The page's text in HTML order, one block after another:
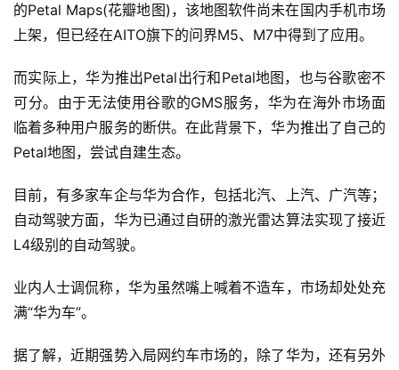
的Petal Maps(花瓣地图)，该地图软件尚未在国内手机市场
上架，但已经在AITO旗下的问界M5、M7中得到了应用。
而实际上，华为推出Petal出行和Petal地图，也与谷歌密不
可分。由于无法使用谷歌的GMS服务，华为在海外市场面
临着多种用户服务的断供。在此背景下，华为推出了自己的
Petal地图，尝试自建生态。
目前，有多家车企与华为合作，包括北汽、上汽、广汽等；
自动驾驶方面，华为已通过自研的激光雷达算法实现了接近
L4级别的自动驾驶。
业内人士调侃称，华为虽然嘴上喊着不造车，市场却处处充
满“华为车”。
据了解，近期强势入局网约车市场的，除了华为，还有另外